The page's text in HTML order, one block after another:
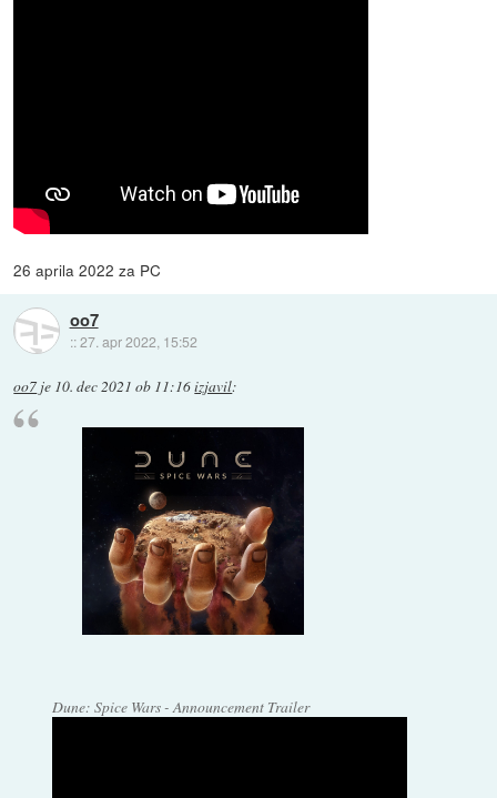
26 aprila 2022 za PC
oo7
::27. apr 2022, 15:52
oo7 je 10. dec 2021 ob 11:16izjavil:
Dune: Spice Wars - Announcement Trailer